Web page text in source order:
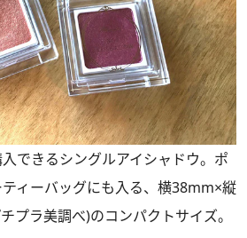
できるシングルアイシャドウ。ポ
ィーバッグにも入る、横38mm×縦
プラ美調べ)のコンパクトサイズ。